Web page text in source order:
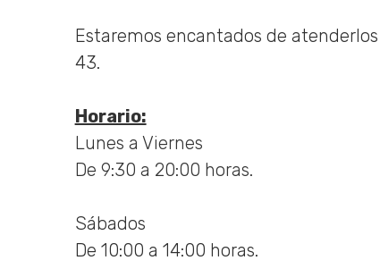
Estaremos encantados de
43.
Horario:
Lunes a Viernes
De 9:30 a 20:00 horas.
Sábados
De 10:00 a 14:00 horas.
Para que
funcione lo
durante tu
visita. Si
cookies,
funcionalidades
desaparecerán